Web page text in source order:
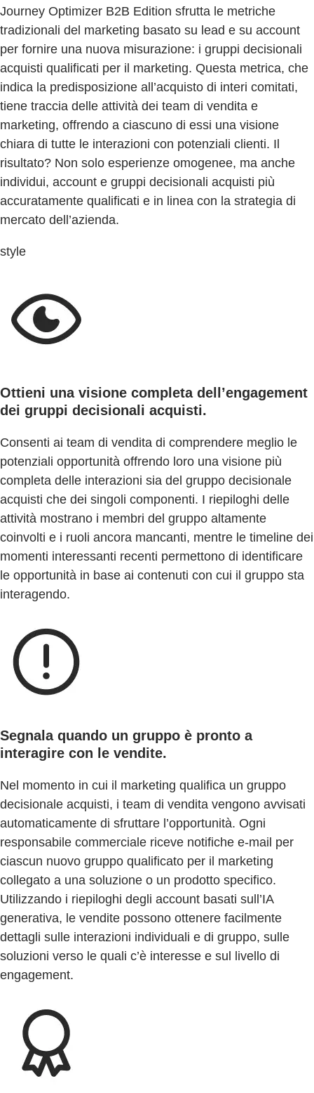
Journey Optimizer B2B Edition sfrutta le metriche
tradizionali del marketing basato su lead e su account
per fornire una nuova misurazione: i gruppi decisionali
acquisti qualificati per il marketing. Questa metrica, che
indica la predisposizione all’acquisto di interi comitati,
tiene traccia delle attività dei team di vendita e
marketing, offrendo a ciascuno di essi una visione
chiara di tutte le interazioni con potenziali clienti. Il
risultato? Non solo esperienze omogenee, ma anche
individui, account e gruppi decisionali acquisti più
accuratamente qualificati e in linea con la strategia di
mercato dell’azienda.
style
Ottieni una visione completa dell’engagement
dei gruppi decisionali acquisti.
Consenti ai team di vendita di comprendere meglio le
potenziali opportunità offrendo loro una visione più
completa delle interazioni sia del gruppo decisionale
acquisti che dei singoli componenti. I riepiloghi delle
attività mostrano i membri del gruppo altamente
coinvolti e i ruoli ancora mancanti, mentre le timeline dei
momenti interessanti recenti permettono di identificare
le opportunità in base ai contenuti con cui il gruppo sta
interagendo.
Segnala quando un gruppo è pronto a
interagire con le vendite.
Nel momento in cui il marketing qualifica un gruppo
decisionale acquisti, i team di vendita vengono avvisati
automaticamente di sfruttare l’opportunità. Ogni
responsabile commerciale riceve notifiche e-mail per
ciascun nuovo gruppo qualificato per il marketing
collegato a una soluzione o un prodotto specifico.
Utilizzando i riepiloghi degli account basati sull’IA
generativa, le vendite possono ottenere facilmente
dettagli sulle interazioni individuali e di gruppo, sulle
soluzioni verso le quali c’è interesse e sul livello di
engagement.